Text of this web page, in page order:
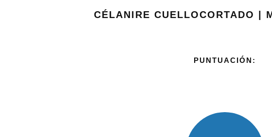
CÉLANIRE CUELLOCORTADO |
PUNTUACIÓN: